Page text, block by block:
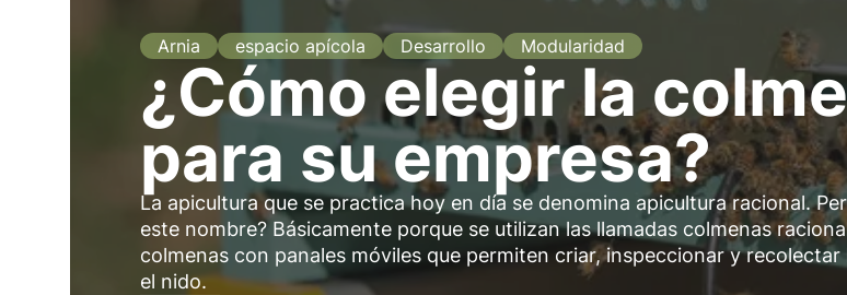
Arnia espacio apícola Desarrollo Modularidad
¿Cómo elegir la
para su empresa?
La apicultura que se practica hoy en día se denomina apicultura racional.
este nombre? Básicamente porque se utilizan las llamadas colmenas
colmenas con panales móviles que permiten criar, inspeccionar y recolectar
el nido.